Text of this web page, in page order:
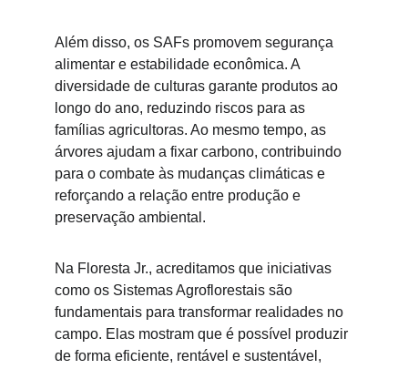
Além disso, os SAFs promovem segurança
alimentar e estabilidade econômica. A
diversidade de culturas garante produtos ao
longo do ano, reduzindo riscos para as
famílias agricultoras. Ao mesmo tempo, as
árvores ajudam a fixar carbono, contribuindo
para o combate às mudanças climáticas e
reforçando a relação entre produção e
preservação ambiental.
Na Floresta Jr., acreditamos que iniciativas
como os Sistemas Agroflorestais são
fundamentais para transformar realidades no
campo. Elas mostram que é possível produzir
de forma eficiente, rentável e sustentável,